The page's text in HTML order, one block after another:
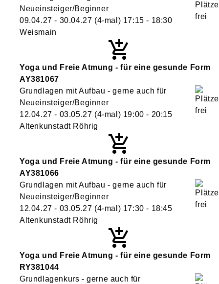
Neueinsteiger/Beginner
09.04.27 - 30.04.27 (4-mal) 17:15 - 18:30
Weismain
Yoga und Freie Atmung - für eine gesunde Form
AY381067
Grundlagen mit Aufbau - gerne auch für
Neueinsteiger/Beginner
12.04.27 - 03.05.27 (4-mal) 19:00 - 20:15
Altenkunstadt Röhrig
Yoga und Freie Atmung - für eine gesunde Form
AY381066
Grundlagen mit Aufbau - gerne auch für
Neueinsteiger/Beginner
12.04.27 - 03.05.27 (4-mal) 17:30 - 18:45
Altenkunstadt Röhrig
Yoga und Freie Atmung - für eine gesunde Form
RY381044
Grundlagenkurs - gerne auch für